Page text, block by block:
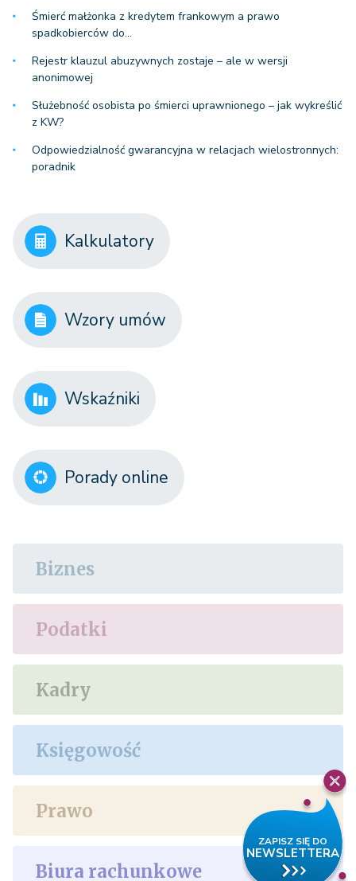
Śmierć małżonka z kredytem frankowym a prawo
spadkobierców do…
Rejestr klauzul abuzywnych zostaje – ale w wersji
anonimowej
Służebność osobista po śmierci uprawnionego – jak wykreślić
z KW?
Odpowiedzialność gwarancyjna w relacjach wielostronnych:
poradnik
Kalkulatory
Wzory umów
Wskaźniki
Porady online
Biznes
Podatki
Kadry
Księgowość
Prawo
Biura rachunkowe